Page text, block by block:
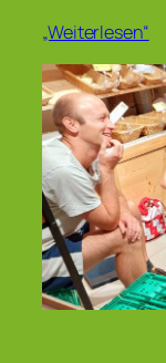
„Weiterlesen“